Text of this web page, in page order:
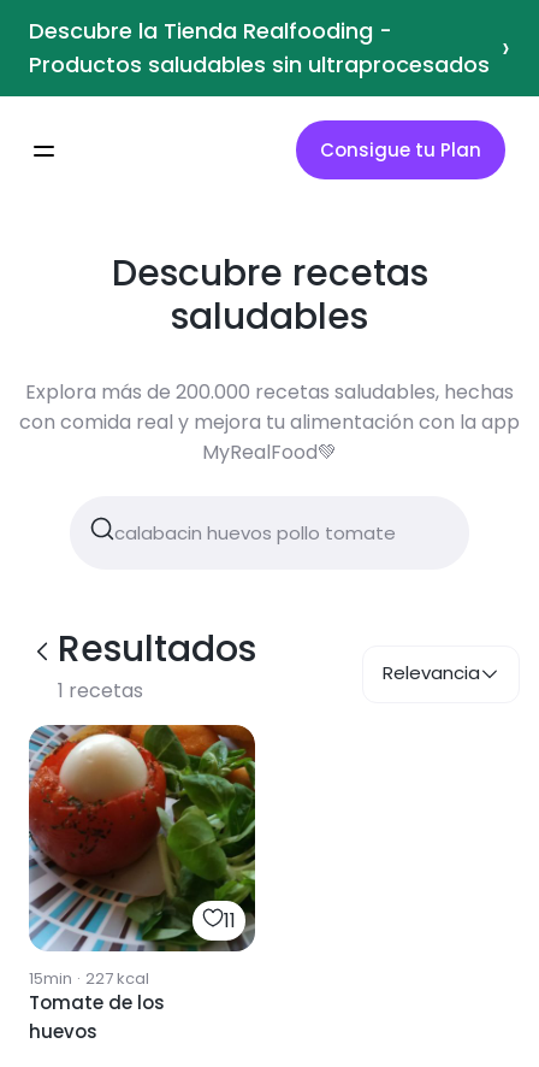
Descubre la Tienda Realfooding -
Productos saludables sin ultraprocesados ›
Consigue tu Plan
Descubre recetas
saludables
Explora más de 200.000 recetas saludables, hechas
con comida real y mejora tu alimentación con la app
MyRealFood💚
Resultados
1 recetas
Relevancia
11
15min · 227kcal
Tomate de los
huevos